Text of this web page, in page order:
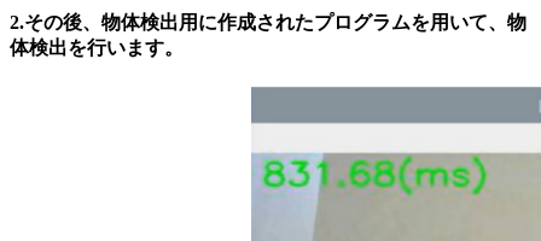
2.その後、物体検出用に作成されたプログラムを用いて、物
体検出を行います。